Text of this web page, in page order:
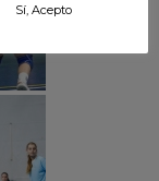
Sí, Acepto